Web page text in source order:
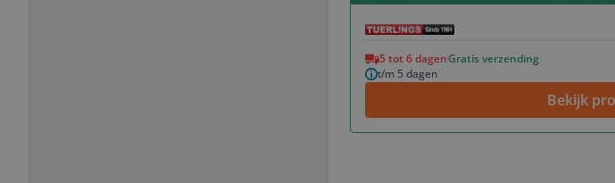
5 tot 6 dagenGratis verzending
t/m 5 dagen
Bekijk